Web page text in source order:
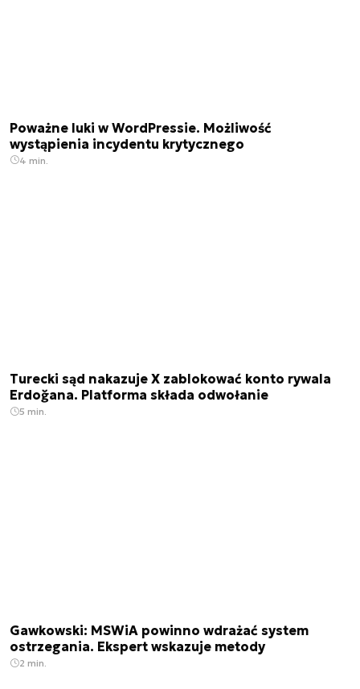
Poważne luki w WordPressie. Możliwość
wystąpienia incydentu krytycznego
4 min.
Turecki sąd nakazuje X zablokować konto rywala
Erdoğana. Platforma składa odwołanie
5 min.
Gawkowski: MSWiA powinno wdrażać system
ostrzegania. Ekspert wskazuje metody
2 min.